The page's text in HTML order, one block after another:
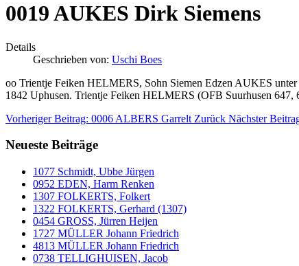
0019 AUKES Dirk Siemens
Details
Geschrieben von: Uschi Boes
oo Trientje Feiken HELMERS, Sohn Siemen Edzen AUKES
1842 Uphusen. Trientje Feiken HELMERS (OFB Suurhusen 647,
Vorheriger Beitrag: 0006 ALBERS Garrelt Zurück Nächster
Neueste Beiträge
1077 Schmidt, Ubbe Jürgen
0952 EDEN, Harm Renken
1307 FOLKERTS, Folkert
1322 FOLKERTS, Gerhard (1307)
0454 GROSS, Jürren Heijen
1727 MÜLLER Johann Friedrich
4813 MÜLLER Johann Friedrich
0738 TELLIGHUISEN, Jacob